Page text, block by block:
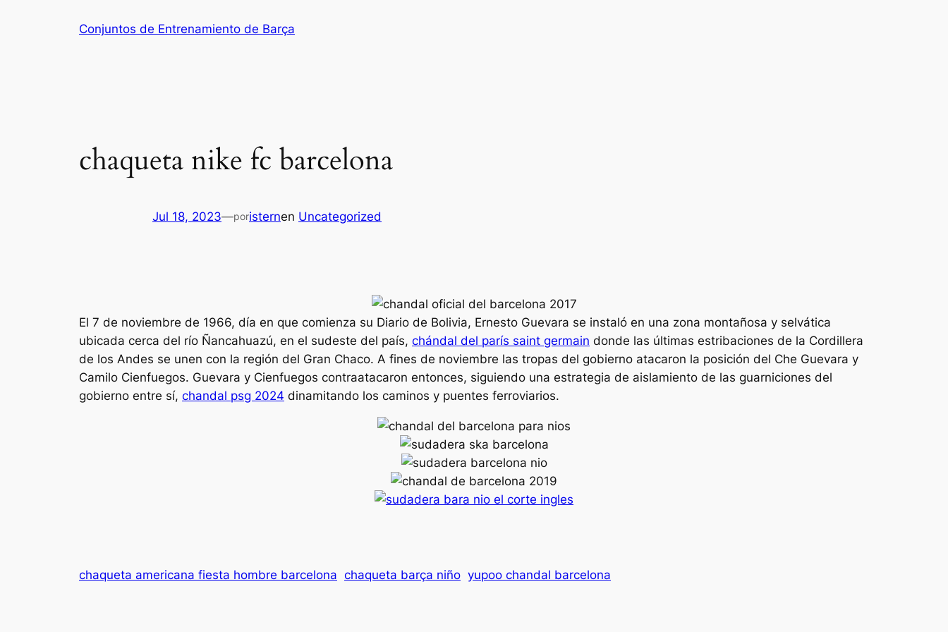
Conjuntos de Entrenamiento de Barça
chaqueta nike fc barcelona
Jul 18, 2023—poristernen Uncategorized
El 7 de noviembre de 1966, día en que comienza su Diario de Bolivia, Ernesto Guevara se instaló en una zona montañosa y selvática
ubicada cerca del río Ñancahuazú, en el sudeste del país, chándal del parís saint germain donde las últimas estribaciones de la Cordillera
de los Andes se unen con la región del Gran Chaco. A fines de noviembre las tropas del gobierno atacaron la posición del Che Guevara y
Camilo Cienfuegos. Guevara y Cienfuegos contraatacaron entonces, siguiendo una estrategia de aislamiento de las guarniciones del
gobierno entre sí, chandal psg 2024 dinamitando los caminos y puentes ferroviarios.
chaqueta americana fiesta hombre barcelona chaqueta barça niño yupoo chandal barcelona